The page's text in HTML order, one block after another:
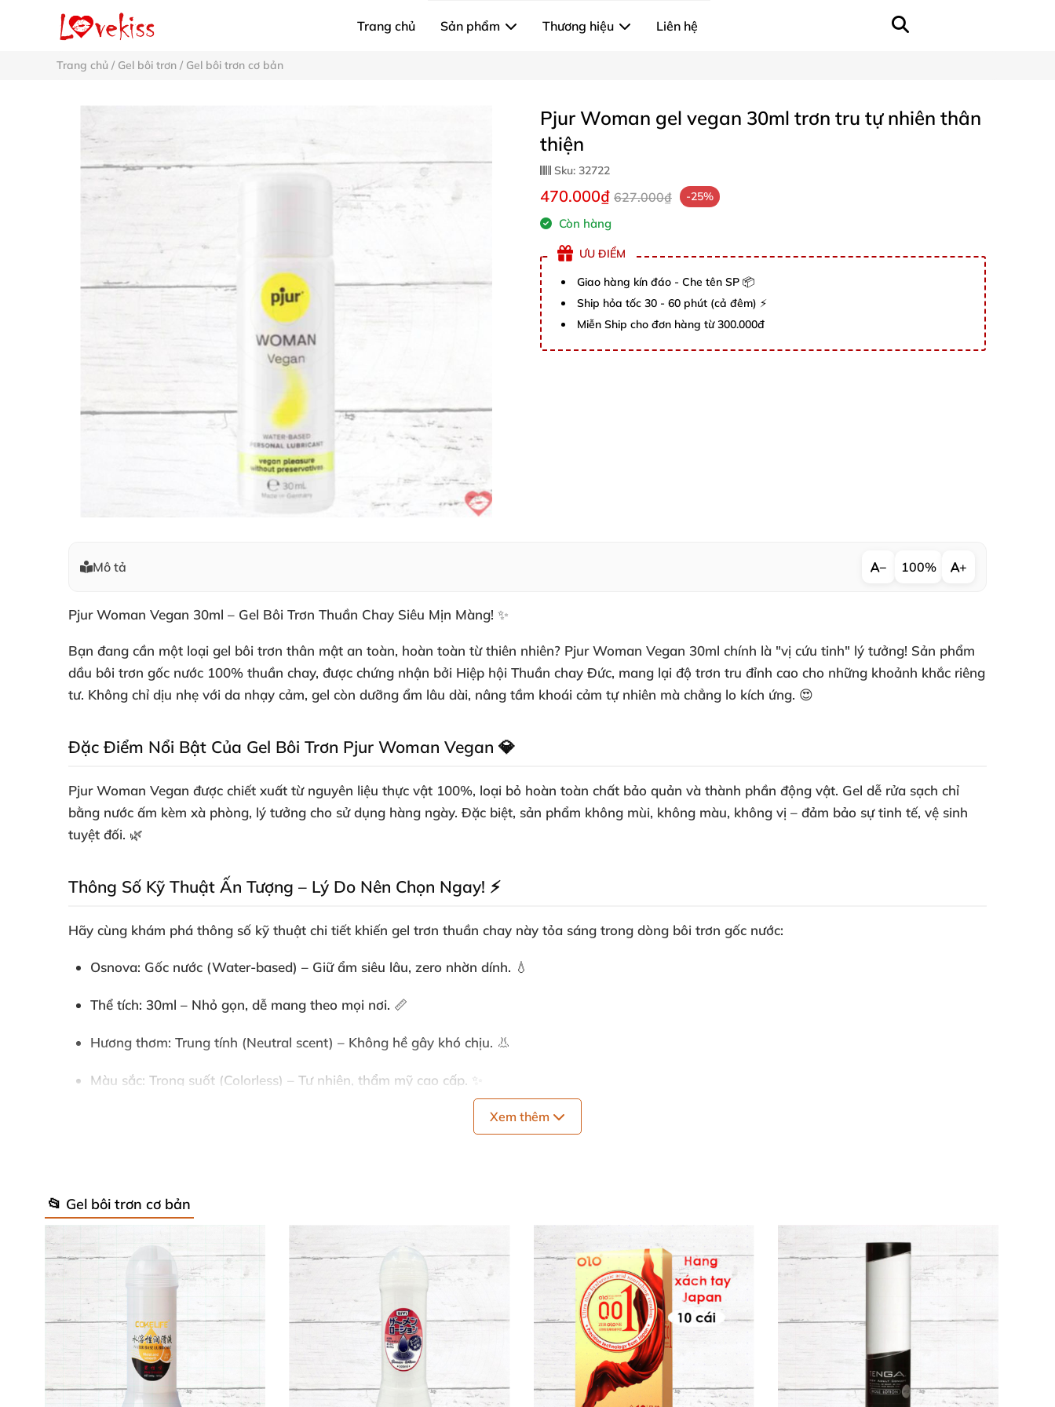
Trang chủ Sản phẩm Thương hiệu Liên hệ
Trang chủ / Gel bôi trơn / Gel bôi trơn cơ bản
Pjur Woman gel vegan 30ml trơn tru tự nhiên thân
thiện
Sku: 32722
470.000₫ 627.000₫ -25%
Còn hàng
ƯU ĐIỂM
Giao hàng kín đáo - Che tên SP 📦
Ship hỏa tốc 30 - 60 phút (cả đêm) ⚡
Miễn Ship cho đơn hàng từ 300.000đ
Mô tả − 100% +
Pjur Woman Vegan 30ml – Gel Bôi Trơn Thuần Chay Siêu Mịn Màng! ✨
Bạn đang cần một loại gel bôi trơn thân mật an toàn, hoàn toàn từ thiên nhiên? Pjur Woman Vegan 30ml chính là "vị cứu tinh" lý tưởng! Sản phẩm
dầu bôi trơn gốc nước 100% thuần chay, được chứng nhận bởi Hiệp hội Thuần chay Đức, mang lại độ trơn tru đỉnh cao cho những khoảnh khắc riêng
tư. Không chỉ dịu nhẹ với da nhạy cảm, gel còn dưỡng ẩm lâu dài, nâng tầm khoái cảm tự nhiên mà chẳng lo kích ứng. 😍
Đặc Điểm Nổi Bật Của Gel Bôi Trơn Pjur Woman Vegan 💎
Pjur Woman Vegan được chiết xuất từ nguyên liệu thực vật 100%, loại bỏ hoàn toàn chất bảo quản và thành phần động vật. Gel dễ rửa sạch chỉ
bằng nước ấm kèm xà phòng, lý tưởng cho sử dụng hàng ngày. Đặc biệt, sản phẩm không mùi, không màu, không vị – đảm bảo sự tinh tế, vệ sinh
tuyệt đối. 🌿
Thông Số Kỹ Thuật Ấn Tượng – Lý Do Nên Chọn Ngay! ⚡
Hãy cùng khám phá thông số kỹ thuật chi tiết khiến gel trơn thuần chay này tỏa sáng trong dòng bôi trơn gốc nước:
Osnova: Gốc nước (Water-based) – Giữ ẩm siêu lâu, zero nhờn dính. 💧
Thể tích: 30ml – Nhỏ gọn, dễ mang theo mọi nơi. 📏
Hương thơm: Trung tính (Neutral scent) – Không hề gây khó chịu. 👃
Màu sắc: Trong suốt (Colorless) – Tự nhiên, thẩm mỹ cao cấp. ✨
: Dưỡng ẩm (Moisturizing) – Tăng sự thoải mái tối đa. 🌟
: Chai nhỏ xinh, sử dụng siêu tiện lợi. 🎁
sản phẩm bôi trơn vegan
từ Pjur đều qua kiểm nghiệm da liễu nghiêm ngặt. Thành phần chính từ nguồn gốc thực vật Đức: nước, propylene
glycol, dipropylene glycol, hydroxypropyl guar hydroxypropyltrimonium chloride, hydroxyethylcellulose, sodium saccharin và citric acid – an toàn, thân
thiện với môi trường. 🌱
Hướng Dẫn Sử Dụng Siêu Đơn Giản 👐
Xem thêm
📂 Gel bôi trơn cơ bản